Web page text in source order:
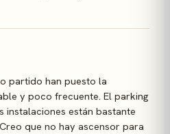
partido han puesto la
y poco frecuente. El parking
instalaciones están bastante
que no hay ascensor para